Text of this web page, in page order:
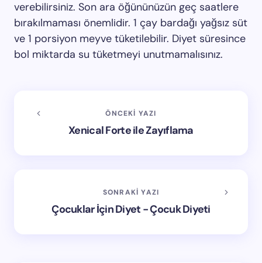
verebilirsiniz. Son ara öğününüzün geç saatlere
bırakılmaması önemlidir. 1 çay bardağı yağsız süt
ve 1 porsiyon meyve tüketilebilir. Diyet süresince
bol miktarda su tüketmeyi unutmamalısınız.
ÖNCEKI YAZI
Xenical Forte ile Zayıflama
SONRAKI YAZI
Çocuklar İçin Diyet - Çocuk Diyeti